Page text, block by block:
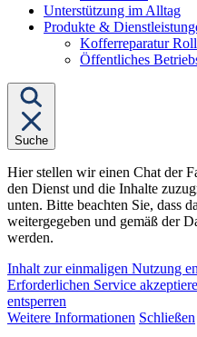
Unterstützung im Alltag
Produkte &
Kofferreparatur
Öffentliches
Suche
Hier stellen wir einen Chat der
den Dienst und die Inhalte
unten. Bitte beachten Sie, dass
weitergegeben und gemäß der
werden.
Inhalt zur einmaligen Nutzung
Erforderlichen Service
entsperren
Weitere Informationen Schließen